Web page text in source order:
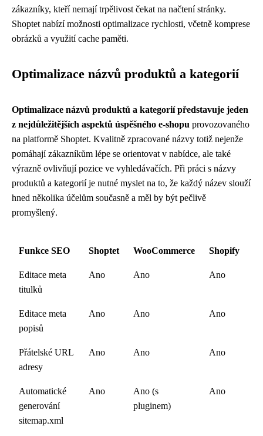
zákazníky, kteří nemají trpělivost čekat na načtení stránky.
Shoptet nabízí možnosti optimalizace rychlosti, včetně komprese
obrázků a využití cache paměti.
Optimalizace názvů produktů a kategorií
Optimalizace názvů produktů a kategorií představuje jeden
z nejdůležitějších aspektů úspěšného e-shopu provozovaného
na platformě Shoptet. Kvalitně zpracované názvy totiž nejenže
pomáhají zákazníkům lépe se orientovat v nabídce, ale také
výrazně ovlivňují pozice ve vyhledávačích. Při práci s názvy
produktů a kategorií je nutné myslet na to, že každý název slouží
hned několika účelům současně a měl by být pečlivě
promyšlený.
Funkce SEO Shoptet WooCommerce Shopify
Editace meta
titulků
Ano Ano Ano
Editace meta
popisů
Ano Ano Ano
Přátelské URL
adresy
Ano Ano Ano
Automatické
generování
sitemap.xml
Ano
Ano (s
pluginem)
Ano